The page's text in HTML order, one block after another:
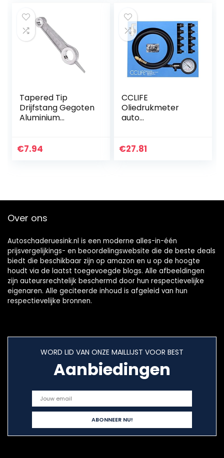
Tapered Tip
Drijfstang Gegoten
Aluminium
Luchtcompressor
€7.94
CCLIFE
Oliedrukmeter
auto
tester 0-10bar
€27.81
Over ons
Autoschaderuesink.nl is een moderne alles-in-één
prijsvergelijkings- en beoordelingswebsite die de beste deals
biedt die beschikbaar zijn op amazon en u op de hoogte
houdt via de laatst toegevoegde blogs. Alle afbeeldingen
zijn auteursrechtelijk beschermd door hun respectievelijke
eigenaren. Alle geciteerde inhoud is afgeleid van hun
respectievelijke bronnen.
WORD LID VAN ONZE MAILLIJST VOOR BEST
Aanbiedingen